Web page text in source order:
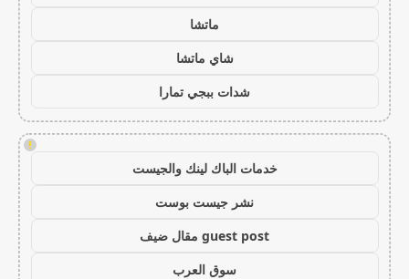
ماتشا
شاي ماتشا
شدات ببجي تمارا
!
خدمات الباك لينك والجيست
نشر جيست بوست
guest post مقال ضيف
سوق العرب